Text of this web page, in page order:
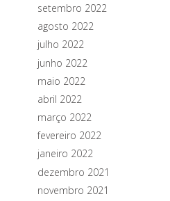
setembro 2022
agosto 2022
julho 2022
junho 2022
maio 2022
abril 2022
março 2022
fevereiro 2022
janeiro 2022
dezembro 2021
novembro 2021